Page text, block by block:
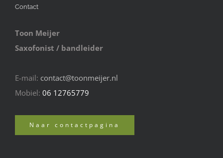
Contact
Toon Meijer
Saxofonist / bandleider
E-mail: contact@toonmeijer.nl
Mobiel: 06 12765779
Naar contactpagina